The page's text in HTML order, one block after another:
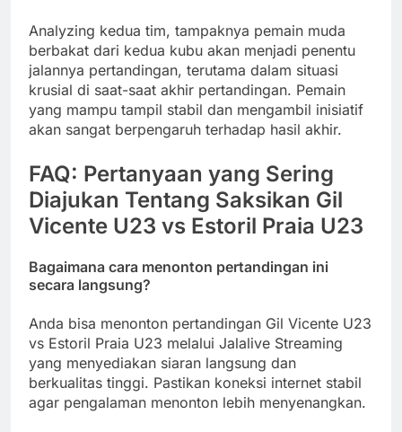
Analyzing kedua tim, tampaknya pemain muda
berbakat dari kedua kubu akan menjadi penentu
jalannya pertandingan, terutama dalam situasi
krusial di saat-saat akhir pertandingan. Pemain
yang mampu tampil stabil dan mengambil inisiatif
akan sangat berpengaruh terhadap hasil akhir.
FAQ: Pertanyaan yang Sering
Diajukan Tentang Saksikan Gil
Vicente U23 vs Estoril Praia U23
Bagaimana cara menonton pertandingan ini
secara langsung?
Anda bisa menonton pertandingan Gil Vicente U23
vs Estoril Praia U23 melalui Jalalive Streaming
yang menyediakan siaran langsung dan
berkualitas tinggi. Pastikan koneksi internet stabil
agar pengalaman menonton lebih menyenangkan.